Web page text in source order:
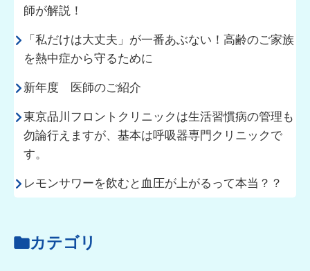
師が解説！
「私だけは大丈夫」が一番あぶない！高齢のご家族
を熱中症から守るために
新年度 医師のご紹介
東京品川フロントクリニックは生活習慣病の管理も
勿論行えますが、基本は呼吸器専門クリニックで
す。
レモンサワーを飲むと血圧が上がるって本当？？
カテゴリ